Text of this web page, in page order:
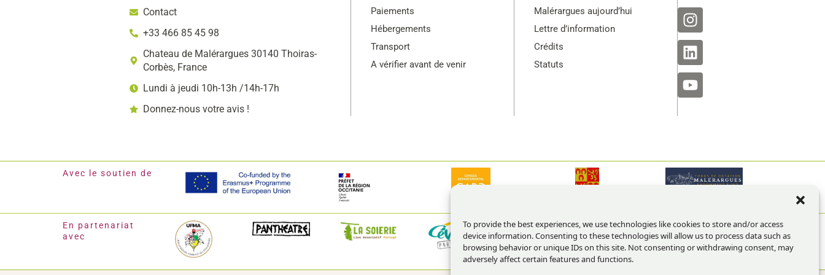
To provide the best experiences, we use technologies like cookies to store and/or access
device information. Consenting to these technologies will allow us to process data such as
browsing behavior or unique IDs on this site. Not consenting or withdrawing consent, may
adversely affect certain features and functions.
Contact
+33 466 85 45 98
Chateau de Malérargues 30140 Thoiras-
Corbès, France
Lundi à jeudi 10h-13h /14h-17h
Donnez-nous votre avis !
Paiements
Hébergements
Transport
A vérifier avant de venir
Malérargues aujourd’hui
Lettre d’information
Crédits
Statuts
Avec le soutien de
En partenariat
avec